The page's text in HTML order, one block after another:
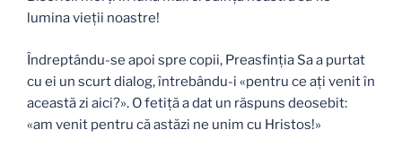
lumina vieţii noastre!
Îndreptându-se apoi spre copii, Preasfinţia Sa a purtat
cu ei un scurt dialog, întrebându-i «pentru ce aţi venit în
această zi aici?». O fetiţă a dat un răspuns deosebit:
«am venit pentru că astăzi ne unim cu Hristos!»